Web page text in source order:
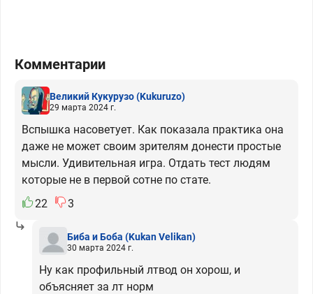
Комментарии
Великий Кукурузо(Kukuruzo)
29 марта 2024 г.
Вспышка насоветует. Как показала практика она
даже не может своим зрителям донести простые
мысли. Удивительная игра. Отдать тест людям
которые не в первой сотне по стате.
22
3
Биба и Боба (Kukan Velikan)
30 марта 2024 г.
Ну как профильный лтвод он хорош, и
объясняет за лт норм